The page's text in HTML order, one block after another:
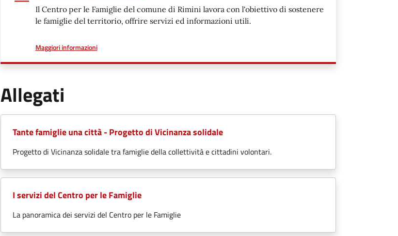
Il Centro per le Famiglie del comune di Rimini lavora con l'obiettivo di sostenere
le famiglie del territorio, offrire servizi ed informazioni utili.
Maggiori informazionia proposito di
Allegati
Tante famiglie una città - Progetto di Vicinanza solidale
Progetto di Vicinanza solidale tra famiglie della collettività e cittadini volontari.
I servizi del Centro per le Famiglie
La panoramica dei servizi del Centro per le Famiglie